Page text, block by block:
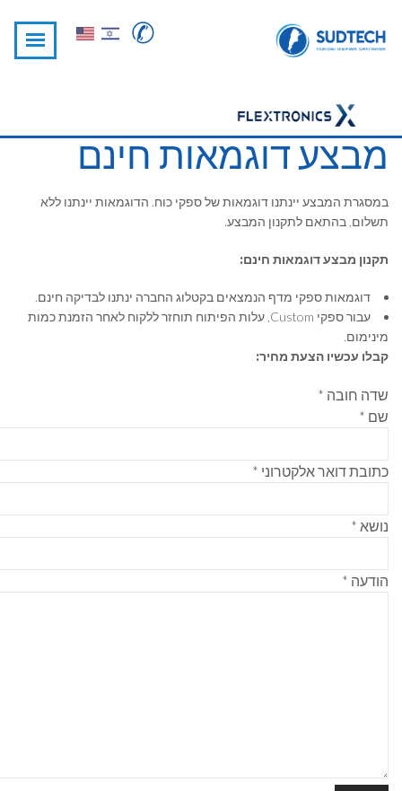
✆
מבצע דוגמאות חינם
במסגרת המבצע יינתנו דוגמאות של ספקי כוח. הדוגמאות יינתנו ללא
תשלום, בהתאם לתקנון המבצע.
תקנון מבצע דוגמאות חינם:
דוגמאות ספקי מדף הנמצאים בקטלוג החברה ינתנו לבדיקה חינם.
עבור ספקי Custom, עלות הפיתוח תוחזר ללקוח לאחר הזמנת כמות
מינימום.
קבלו עכשיו הצעת מחיר:
* שדה חובה
* שם
* כתובת דואר אלקטרוני
* נושא
* הודעה